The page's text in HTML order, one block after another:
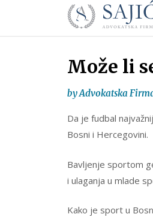
content
Može li
byAdvokatska
Da je fudbal
Bosni i Hercegovini.
Bavljenje sportom
i ulaganja u mlade
Kako je sport u